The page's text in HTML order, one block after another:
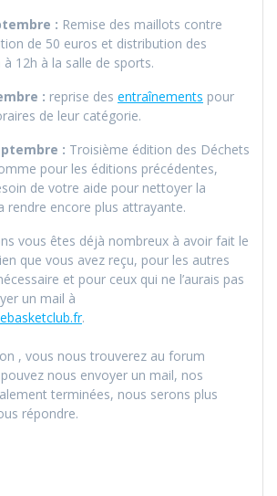
: Remise des maillots contre
de 50 euros et distribution des
12h à la salle de sports.
: reprise des entraînements pour
de leur catégorie.
: Troisième édition des Déchets
pour les éditions précédentes,
de votre aide pour nettoyer la
rendre encore plus attrayante.
vous êtes déjà nombreux à avoir fait le
que vous avez reçu, pour les autres
et pour ceux qui ne l’aurais pas
un mail à
.
, vous nous trouverez au forum
nous envoyer un mail, nos
terminées, nous serons plus
répondre.